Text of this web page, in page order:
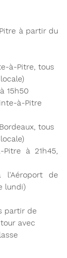
à partir du
à-Pitre, tous
15h50
à-Pitre
tous
à 21h45,
l'Aéroport de
lundi)
partir de
avec